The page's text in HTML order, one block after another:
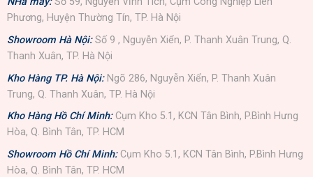
Phương, Huyện Thường Tín, TP. Hà Nội
Showroom Hà Nội: Số 9 , Nguyễn Xiển, P. Thanh Xuân Trung, Q.
Thanh Xuân, TP. Hà Nội
Kho Hàng TP. Hà Nội: Ngõ 286, Nguyễn Xiển, P. Thanh Xuân
Trung, Q. Thanh Xuân, TP. Hà Nội
Kho Hàng Hồ Chí Minh: Cụm Kho 5.1, KCN Tân Bình, P.Bình Hưng
Hòa, Q. Bình Tân, TP. HCM
Showroom Hồ Chí Minh: Cụm Kho 5.1, KCN Tân Bình, P.Bình Hưng
Hòa, Q. Bình Tân, TP. HCM